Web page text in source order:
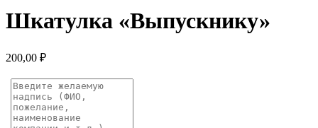
Шкатулка «Выпускнику»
200,00 ₽